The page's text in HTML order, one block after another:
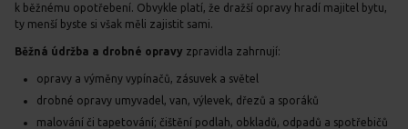
k běžnému opotřebení. Obvykle platí, že dražší opravy hradí majitel bytu,
ty menší byste si však měli zajistit sami.
Běžná údržba a drobné opravy zpravidla zahrnují:
opravy a výměny vypínačů, zásuvek a světel
drobné opravy umyvadel, van, výlevek, dřezů a sporáků
malování či tapetování; čištění podlah, obkladů, odpadů a spotřebičů